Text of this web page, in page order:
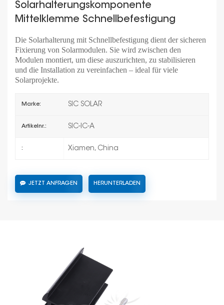
Solarhalterungskomponente
Mittelklemme Schnellbefestigung
Die Solarhalterung mit Schnellbefestigung dient der sicheren
Fixierung von Solarmodulen. Sie wird zwischen den
Modulen montiert, um diese auszurichten, zu stabilisieren
und die Installation zu vereinfachen – ideal für viele
Solarprojekte.
Marke: SIC SOLAR
Artikelnr.: SIC-IC-A
: Xiamen, China
JETZT ANFRAGEN HERUNTERLADEN